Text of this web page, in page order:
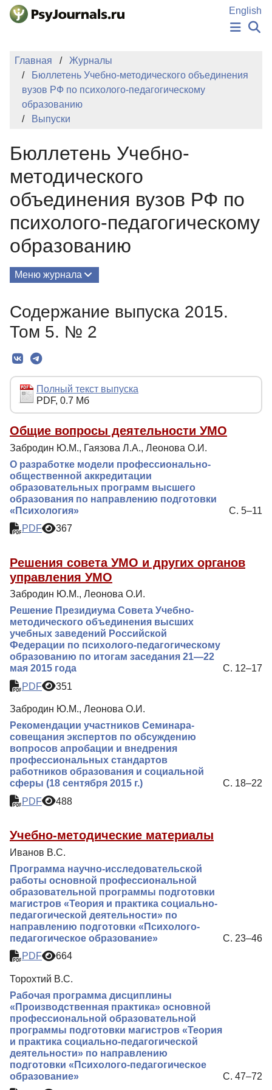
Перейти к основному содержанию
English
НОВОСТИ
АВТОРЫ
ПОДАТЬ РУКОПИСЬ
Главная
Журналы
Бюллетень Учебно-методического объединения
вузов РФ по психолого-педагогическому
образованию
Выпуски
Бюллетень Учебно-
методического
объединения вузов РФ по
психолого-педагогическому
образованию
Меню журнала
О Журнале
Редколлегия
Редакционная политика
Индексирование
Для авторов
Рубрики
Контакты
Содержание выпуска 2015.
Том 5. № 2
Полный текст выпуска
PDF, 0.7 Мб
Общие вопросы деятельности УМО
Забродин Ю.М., Гаязова Л.А., Леонова О.И.
О разработке модели профессионально-
общественной аккредитации
образовательных программ высшего
образования по направлению подготовки
«Психология»
С. 5–11
PDF
367
Решения совета УМО и других органов
управления УМО
Забродин Ю.М., Леонова О.И.
Решение Президиума Совета Учебно-
методического объединения высших
учебных заведений Российской
Федерации по психолого-педагогическому
образованию по итогам заседания 21—22
мая 2015 года
С. 12–17
PDF
351
Забродин Ю.М., Леонова О.И.
Рекомендации участников Семинара-
совещания экспертов по обсуждению
вопросов апробации и внедрения
профессиональных стандартов
работников образования и социальной
сферы (18 сентября 2015 г.)
С. 18–22
PDF
488
Учебно-методические материалы
Иванов В.С.
Программа научно-исследовательской
работы основной профессиональной
образовательной программы подготовки
магистров «Теория и практика социально-
педагогической деятельности» по
направлению подготовки «Психолого-
педагогическое образование»
С. 23–46
PDF
664
Торохтий В.С.
Рабочая программа дисциплины
«Производственная практика» основной
профессиональной образовательной
программы подготовки магистров «Теория
и практика социально-педагогической
деятельности» по направлению
подготовки «Психолого-педагогическое
образование»
С. 47–72